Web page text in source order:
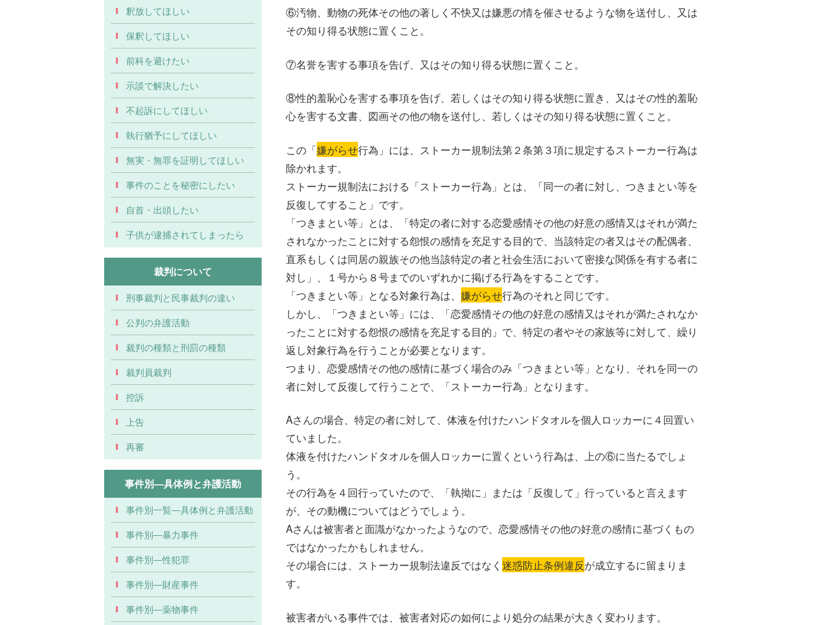
⑥汚物、動物の死体その他の著しく不快又は嫌悪の情を催させるような物を送付し、又は
その知り得る状態に置くこと。
⑦名誉を害する事項を告げ、又はその知り得る状態に置くこと。
⑧性的羞恥心を害する事項を告げ、若しくはその知り得る状態に置き、又はその性的羞恥
心を害する文書、図画その他の物を送付し、若しくはその知り得る状態に置くこと。
この「嫌がらせ行為」には、ストーカー規制法第２条第３項に規定するストーカー行為は
除かれます。
ストーカー規制法における「ストーカー行為」とは、「同一の者に対し、つきまとい等を
反復してすること」です。
「つきまとい等」とは、「特定の者に対する恋愛感情その他の好意の感情又はそれが満た
されなかったことに対する怨恨の感情を充足する目的で、当該特定の者又はその配偶者、
直系もしくは同居の親族その他当該特定の者と社会生活において密接な関係を有する者に
対し」、１号から８号までのいずれかに掲げる行為をすることです。
「つきまとい等」となる対象行為は、 嫌がらせ行為のそれと同じです。
しかし、「つきまとい等」には、「恋愛感情その他の好意の感情又はそれが満たされなか
ったことに対する怨恨の感情を充足する目的」で、特定の者やその家族等に対して、繰り
返し対象行為を行うことが必要となります。
つまり、恋愛感情その他の感情に基づく場合のみ「つきまとい等」となり、それを同一の
者に対して反復して行うことで、「ストーカー行為」となります。
Aさんの場合、特定の者に対して、体液を付けたハンドタオルを個人ロッカーに４回置い
ていました。
体液を付けたハンドタオルを個人ロッカーに置くという行為は、上の⑥に当たるでしょ
う。
その行為を４回行っていたので、「執拗に」または「反復して」行っていると言えます
が、その動機についてはどうでしょう。
Aさんは被害者と面識がなかったようなので、恋愛感情その他の好意の感情に基づくもの
ではなかったかもしれません。
その場合には、ストーカー規制法違反ではなく 迷惑防止条例違反が成立するに留まりま
す。
被害者がいる事件では、被害者対応の如何により処分の結果が大きく変わります。
釈放してほしい
保釈してほしい
前科を避けたい
示談で解決したい
不起訴にしてほしい
執行猶予にしてほしい
無実・無罪を証明してほしい
事件のことを秘密にしたい
自首・出頭したい
子供が逮捕されてしまったら
裁判について
刑事裁判と民事裁判の違い
公判の弁護活動
裁判の種類と刑罰の種類
裁判員裁判
控訴
上告
再審
事件別―具体例と弁護活動
事件別一覧―具体例と弁護活動
事件別―暴力事件
事件別―性犯罪
事件別―財産事件
事件別―薬物事件